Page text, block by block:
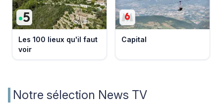
Les 100 lieux qu'il faut
voir
Capital
Notre sélection News TV